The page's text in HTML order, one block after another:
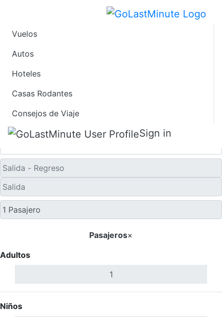
Vuelos
Autos
Hoteles
Casas Rodantes
Consejos de Viaje
Sign in
Vuelos de Último
Minuto desde Toledo
Pasajeros×
Adultos
Niños